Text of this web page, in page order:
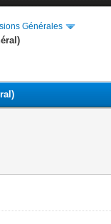
Générales